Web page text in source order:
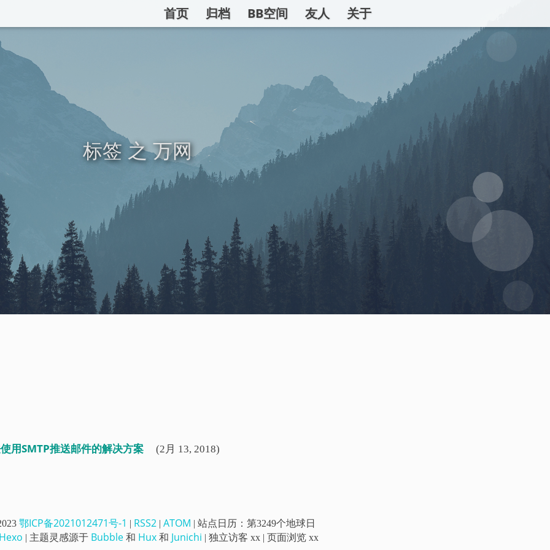
首页 归档 BB空间 友人 关于
标签 之 万网
用SMTP推送邮件的解决方案 (2月 13, 2018)
鄂ICP备2021012471号-1 | RSS2 | ATOM | 站点日历：第3249个地球日
| 主题灵感源于 Bubble和 Hux和 Junichi | 独立访客 xx| 页面浏览 xx